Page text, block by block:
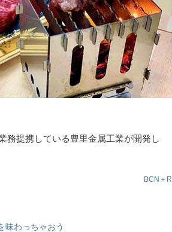
務提携している豊里金属工業が開発し
BCN＋R
味わっちゃおう